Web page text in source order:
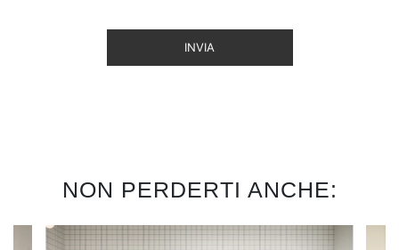
INVIA
NON PERDERTI ANCHE: